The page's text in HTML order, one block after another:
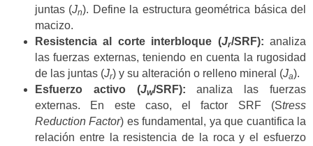
juntas (Jn). Define la estructura geométrica básica del
macizo.
Resistencia al corte interbloque (Jr/SRF): analiza
las fuerzas externas, teniendo en cuenta la rugosidad
de las juntas (Jr) y su alteración o relleno mineral (Ja).
Esfuerzo activo (Jw/SRF): analiza las fuerzas
externas. En este caso, el factor SRF (Stress
Reduction Factor) es fundamental, ya que cuantifica la
relación entre la resistencia de la roca y el esfuerzo